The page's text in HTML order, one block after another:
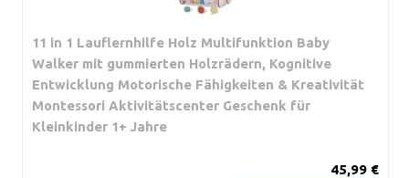
11 in 1 Lauflernhilfe Holz Multifunktion Baby
Walker mit gummierten Holzrädern, Kognitive
Entwicklung Motorische Fähigkeiten & Kreativität
Montessori Aktivitätscenter Geschenk für
Kleinkinder 1+ Jahre
45,99 €